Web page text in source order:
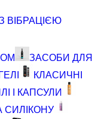
ВІБРАЦІЄЮ
ЗАСОБИ ДЛЯ
КЛАСИЧНІ
І КАПСУЛИ
СИЛІКОНУ